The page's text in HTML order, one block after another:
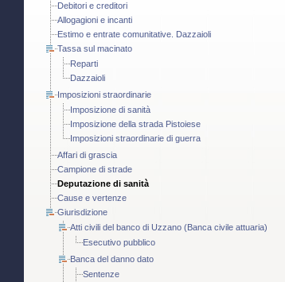
Debitori e creditori
Allogagioni e incanti
Estimo e entrate comunitative. Dazzaioli
Tassa sul macinato
Reparti
Dazzaioli
Imposizioni straordinarie
Imposizione di sanità
Imposizione della strada Pistoiese
Imposizioni straordinarie di guerra
Affari di grascia
Campione di strade
Deputazione di sanità
Cause e vertenze
Giurisdizione
Atti civili del banco di Uzzano (Banca civile attuaria)
Esecutivo pubblico
Banca del danno dato
Sentenze